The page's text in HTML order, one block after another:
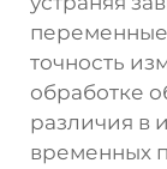
точность
обработке
различия в
временных